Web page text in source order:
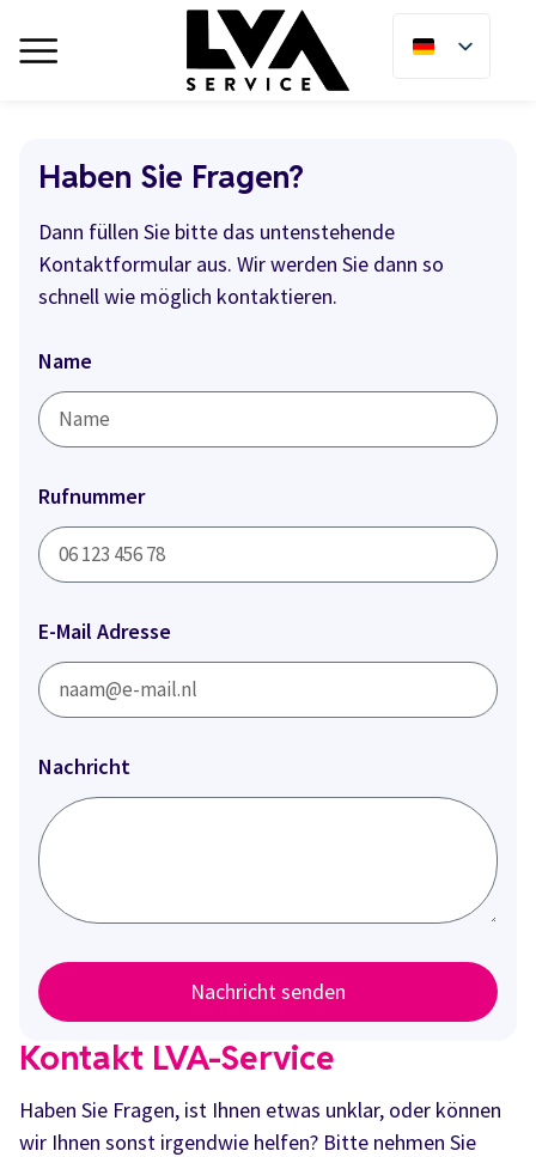
Kontakt LVA-Service
Haben Sie Fragen, ist Ihnen etwas unklar, oder können
wir Ihnen sonst irgendwie helfen? Bitte nehmen Sie
Haben Sie Fragen?
Dann füllen Sie bitte das untenstehende
Kontaktformular aus. Wir werden Sie dann so
schnell wie möglich kontaktieren.
Name
Rufnummer
E-Mail Adresse
Nachricht
Nachricht senden